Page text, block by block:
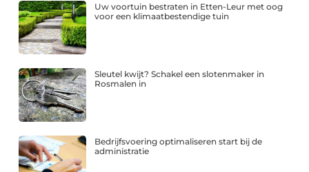
Uw voortuin bestraten in Etten-Leur met oog
voor een klimaatbestendige tuin
Sleutel kwijt? Schakel een slotenmaker in
Rosmalen in
Bedrijfsvoering optimaliseren start bij de
administratie